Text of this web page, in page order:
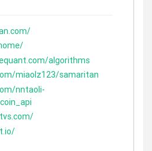
algorithms
miaolz123/samaritan
nntaoli-